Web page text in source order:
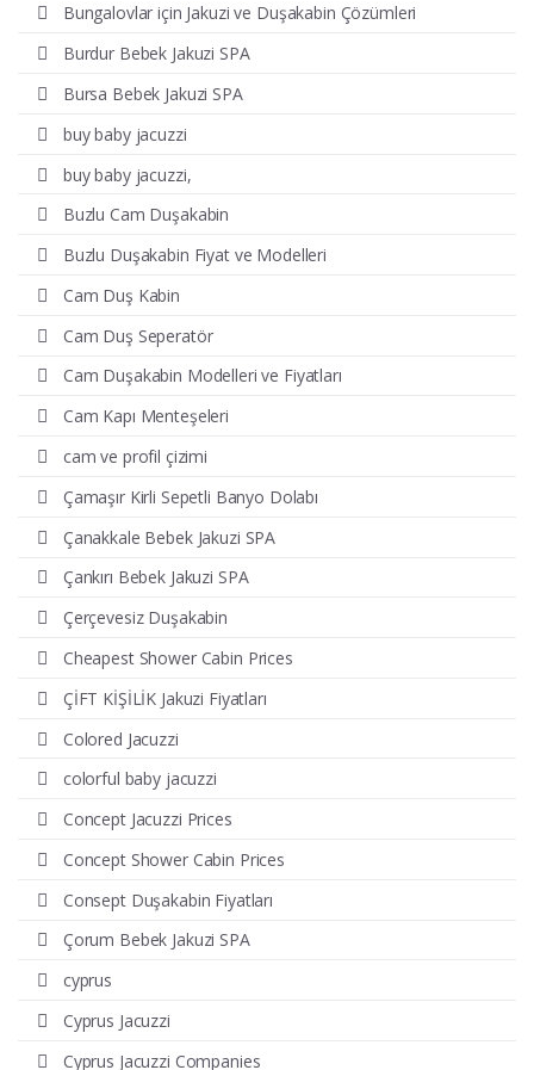
Bungalovlar için Jakuzi ve Duşakabin Çözümleri
Burdur Bebek Jakuzi SPA
Bursa Bebek Jakuzi SPA
buy baby jacuzzi
buy baby jacuzzi,
Buzlu Cam Duşakabin
Buzlu Duşakabin Fiyat ve Modelleri
Cam Duş Kabin
Cam Duş Seperatör
Cam Duşakabin Modelleri ve Fiyatları
Cam Kapı Menteşeleri
cam ve profil çizimi
Çamaşır Kirli Sepetli Banyo Dolabı
Çanakkale Bebek Jakuzi SPA
Çankırı Bebek Jakuzi SPA
Çerçevesiz Duşakabin
Cheapest Shower Cabin Prices
ÇİFT KİŞİLİK Jakuzi Fiyatları
Colored Jacuzzi
colorful baby jacuzzi
Concept Jacuzzi Prices
Concept Shower Cabin Prices
Consept Duşakabin Fiyatları
Çorum Bebek Jakuzi SPA
cyprus
Cyprus Jacuzzi
Cyprus Jacuzzi Companies